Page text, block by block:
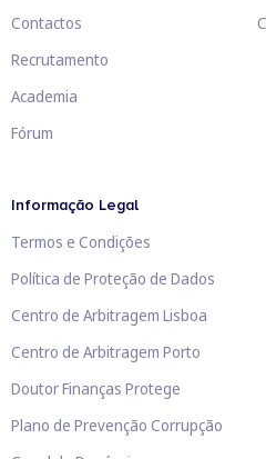
Contactos
Recrutamento
Academia
Fórum
Informação Legal
Termos e Condições
Política de Proteção de Dados
Centro de Arbitragem Lisboa
Centro de Arbitragem Porto
Doutor Finanças Protege
Plano de Prevenção Corrupção